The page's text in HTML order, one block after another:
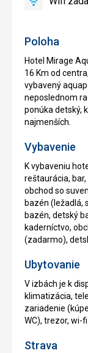
Poloha
Hotel Mirage
16 Km od
vybavený
neposlednom
ponúka detský,
najmenších.
Vybavenie
K vybaveniu
reštaurácia,
obchod so
bazén (ležadlá,
bazén, detský
kaderníctvo,
(zadarmo),
Ubytovanie
V izbách je k
klimatizácia,
zariadenie
WC), trezor, wi-fi.
Strava
Wifi
áno